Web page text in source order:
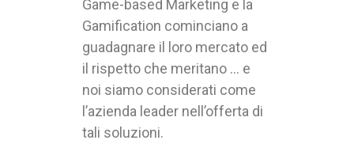
Game-based Marketing e la
Gamification cominciano a
guadagnare il loro mercato ed
il rispetto che meritano … e
noi siamo considerati come
l’azienda leader nell’offerta di
tali soluzioni.